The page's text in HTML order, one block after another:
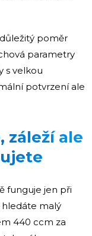
poměr
parametry
s velkou
potvrzení ale
záleží ale
funguje jen při
malý
440 ccm za